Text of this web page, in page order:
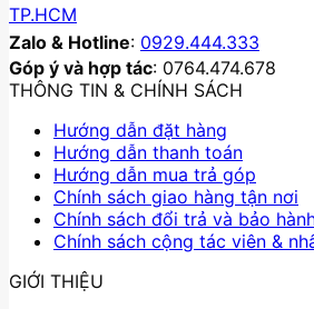
TP.HCM
Zalo & Hotline: 0929.444.333
Góp ý và hợp tác: 0764.474.678
THÔNG TIN & CHÍNH SÁCH
Hướng dẫn đặt hàng
Hướng dẫn thanh toán
Hướng dẫn mua trả góp
Chính sách giao hàng tận nơi
Chính sách đổi trả và bảo
Chính sách cộng tác viên &
GIỚI THIỆU